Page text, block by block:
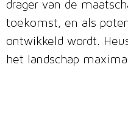
drager van de
toekomst, en als
ontwikkeld wordt.
het landschap